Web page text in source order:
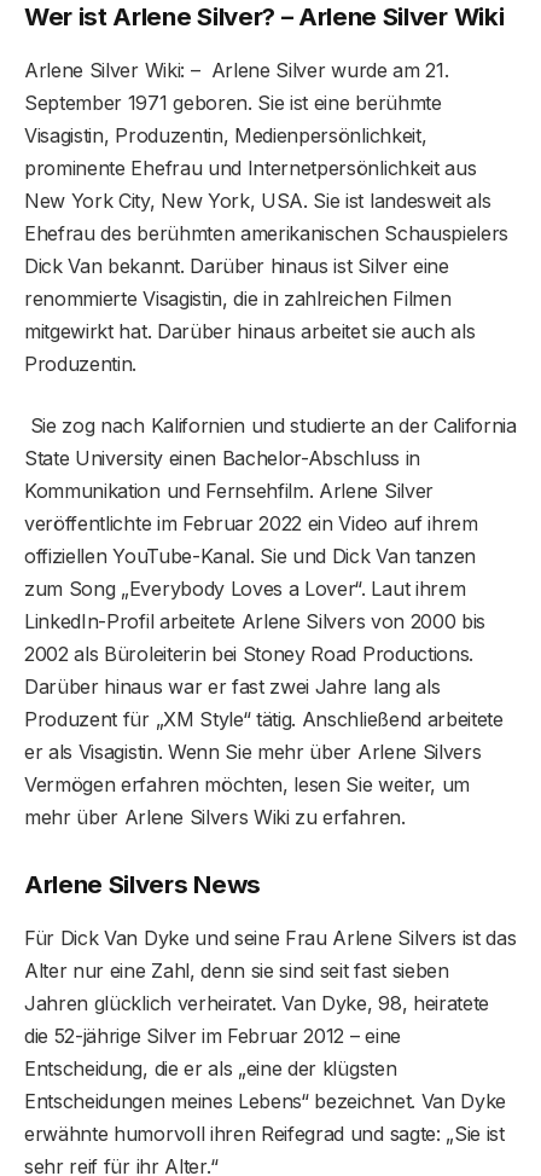
Wer ist Arlene Silver? – Arlene Silver Wiki
Arlene Silver Wiki: – Arlene Silver wurde am 21.
September 1971 geboren. Sie ist eine berühmte
Visagistin, Produzentin, Medienpersönlichkeit,
prominente Ehefrau und Internetpersönlichkeit aus
New York City, New York, USA. Sie ist landesweit als
Ehefrau des berühmten amerikanischen Schauspielers
Dick Van bekannt. Darüber hinaus ist Silver eine
renommierte Visagistin, die in zahlreichen Filmen
mitgewirkt hat. Darüber hinaus arbeitet sie auch als
Produzentin.
Sie zog nach Kalifornien und studierte an der California
State University einen Bachelor-Abschluss in
Kommunikation und Fernsehfilm. Arlene Silver
veröffentlichte im Februar 2022 ein Video auf ihrem
offiziellen YouTube-Kanal. Sie und Dick Van tanzen
zum Song „Everybody Loves a Lover“. Laut ihrem
LinkedIn-Profil arbeitete Arlene Silvers von 2000 bis
2002 als Büroleiterin bei Stoney Road Productions.
Darüber hinaus war er fast zwei Jahre lang als
Produzent für „XM Style“ tätig. Anschließend arbeitete
er als Visagistin. Wenn Sie mehr über Arlene Silvers
Vermögen erfahren möchten, lesen Sie weiter, um
mehr über Arlene Silvers Wiki zu erfahren.
Arlene Silvers News
Für Dick Van Dyke und seine Frau Arlene Silvers ist das
Alter nur eine Zahl, denn sie sind seit fast sieben
Jahren glücklich verheiratet. Van Dyke, 98, heiratete
die 52-jährige Silver im Februar 2012 – eine
Entscheidung, die er als „eine der klügsten
Entscheidungen meines Lebens“ bezeichnet. Van Dyke
erwähnte humorvoll ihren Reifegrad und sagte: „Sie ist
sehr reif für ihr Alter.“